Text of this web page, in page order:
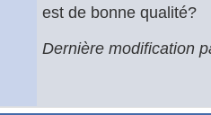
est de bonne qualité?
Dernière modification